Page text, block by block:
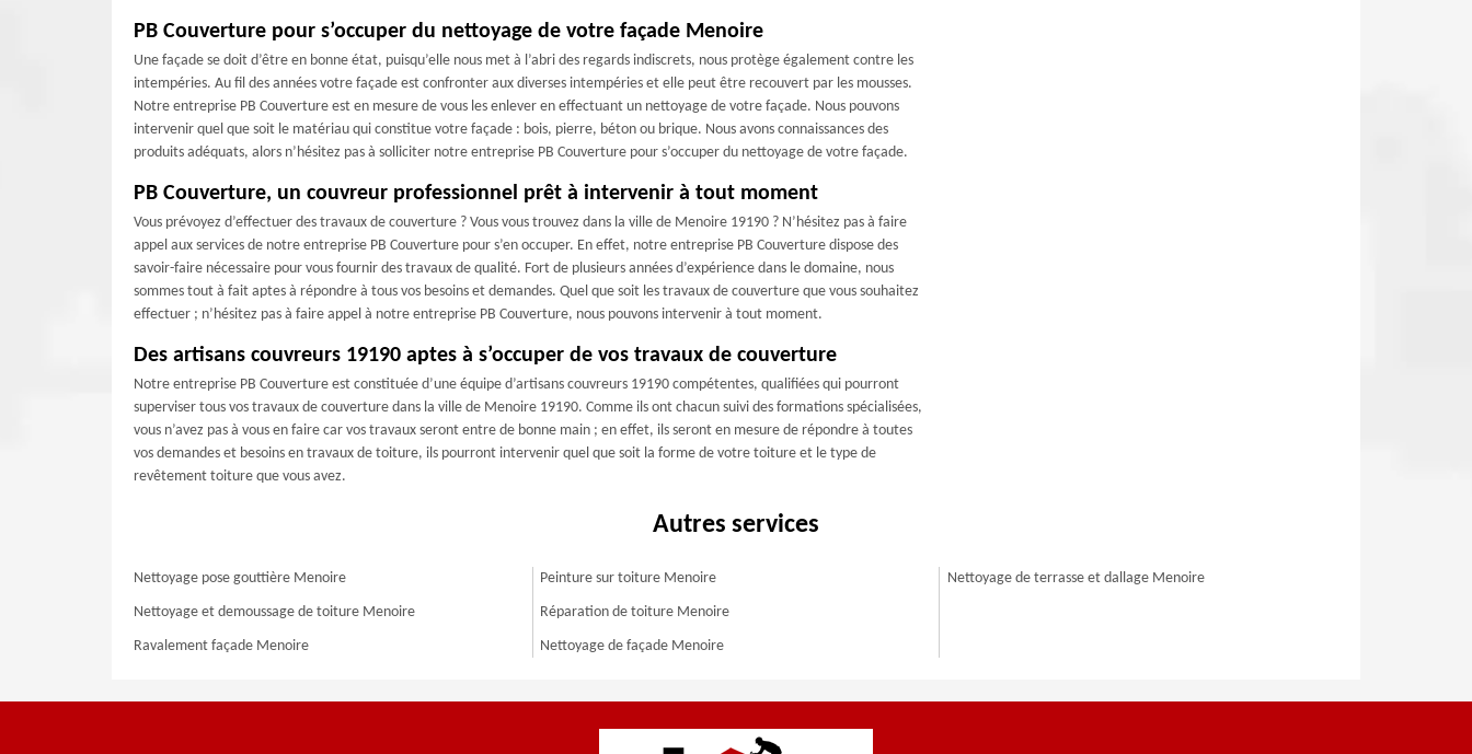
PB Couverture pour s’occuper du nettoyage de votre façade Menoire
Une façade se doit d’être en bonne état, puisqu’elle nous met à l’abri des regards indiscrets, nous protège également contre les
intempéries. Au fil des années votre façade est confronter aux diverses intempéries et elle peut être recouvert par les mousses.
Notre entreprise PB Couverture est en mesure de vous les enlever en effectuant un nettoyage de votre façade. Nous pouvons
intervenir quel que soit le matériau qui constitue votre façade : bois, pierre, béton ou brique. Nous avons connaissances des
produits adéquats, alors n’hésitez pas à solliciter notre entreprise PB Couverture pour s’occuper du nettoyage de votre façade.
PB Couverture, un couvreur professionnel prêt à intervenir à tout moment
Vous prévoyez d’effectuer des travaux de couverture ? Vous vous trouvez dans la ville de Menoire 19190 ? N’hésitez pas à faire
appel aux services de notre entreprise PB Couverture pour s’en occuper. En effet, notre entreprise PB Couverture dispose des
savoir-faire nécessaire pour vous fournir des travaux de qualité. Fort de plusieurs années d’expérience dans le domaine, nous
sommes tout à fait aptes à répondre à tous vos besoins et demandes. Quel que soit les travaux de couverture que vous souhaitez
effectuer ; n’hésitez pas à faire appel à notre entreprise PB Couverture, nous pouvons intervenir à tout moment.
Des artisans couvreurs 19190 aptes à s’occuper de vos travaux de couverture
Notre entreprise PB Couverture est constituée d’une équipe d’artisans couvreurs 19190 compétentes, qualifiées qui pourront
superviser tous vos travaux de couverture dans la ville de Menoire 19190. Comme ils ont chacun suivi des formations spécialisées,
vous n’avez pas à vous en faire car vos travaux seront entre de bonne main ; en effet, ils seront en mesure de répondre à toutes
vos demandes et besoins en travaux de toiture, ils pourront intervenir quel que soit la forme de votre toiture et le type de
revêtement toiture que vous avez.
Autres services
Nettoyage pose gouttière Menoire
Nettoyage et demoussage de toiture Menoire
Ravalement façade Menoire
Peinture sur toiture Menoire
Réparation de toiture Menoire
Nettoyage de façade Menoire
Nettoyage de terrasse et dallage Menoire